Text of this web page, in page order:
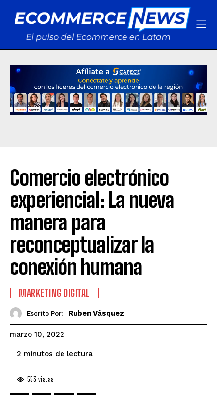
Comercio electrónico
experiencial: La nueva
manera para
reconceptualizar la
conexión humana
MARKETING DIGITAL
Escrito Por: Ruben Vásquez
marzo 10, 2022
2 minutos de lectura
553 vistas